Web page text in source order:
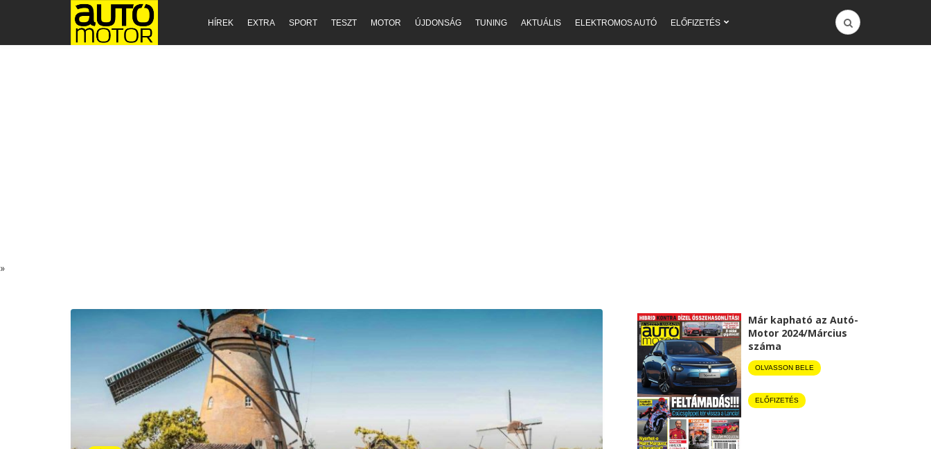
HÍREK EXTRA SPORT TESZT MOTOR ÚJDONSÁG TUNING AKTUÁLIS ELEKTROMOS AUTÓ ELŐFIZETÉS
»
Már kapható az Autó-
Motor 2024/Március
száma
OLVASSON BELE
ELŐFIZETÉS